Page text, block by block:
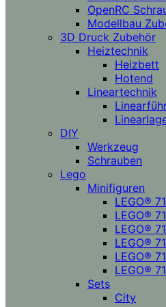
OpenRC
Modellbau
3D Druck Zubehör
Heiztechnik
Heizbett
Hotend
Lineartechnik
DIY
Werkzeug
Schrauben
Lego
Minifiguren
LEGO®
LEGO®
LEGO®
LEGO®
LEGO®
LEGO®
Sets
City